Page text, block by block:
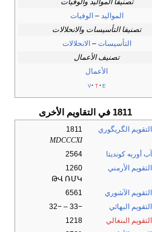
تصنيفا المواليد والوفيات
المواليد –الوفيات
تصنيفا التأسيسات والانحلالات
التأسيسات –الانحلالات
تصنيف الأعمال
الأعمال
v t e
1811 في التقاويم الأخرى
التقويم الگريگوري
1811
MDCCCXI
آب أوربه كونديتا
2564
التقويم الأرمني
1260
ԹՎ ՌՄԿ
التقويم الآشوري
6561
التقويم البهائي
−33 – −32
التقويم البنغالي
1218